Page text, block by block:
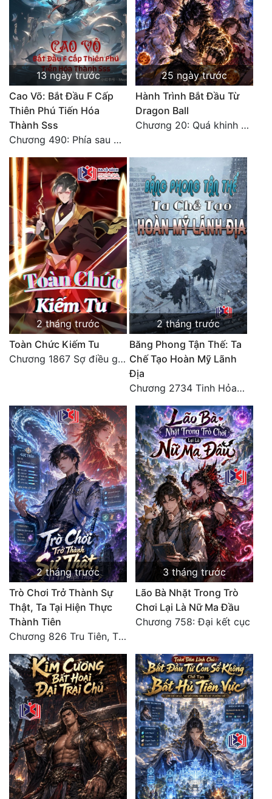
Tu Chân
Tu Tiên
Tội Phạm
Vô Địch
Võ Hiệp
Võng Du
Xuyên Không
Xuyên Nhanh
Xuyên Sách
Xuyên Thư
Điền Văn
Đô Thị
Đông Phương
Đông Phương Huyền Huyễn
Đồng Nhân
Ngự Thú
Truyện Nam
Truyện Nữ
Vô Địch Lưu
Xây Dựng Thế Lực
Đam Mỹ
Đẹp
Đẹp Hiệp
Tính Cách Nhân Vật :
Sát Phạt Quyết Đoán
Vô Sỉ
Điềm Đạm
13 ngày trước
Cao Võ: Bắt Đầu F Cấp
Thiên Phú Tiến Hóa
Thành Sss
Chương 490: Phía sau màn hắc thủ!
25 ngày trước
Hành Trình Bắt Đầu Từ
Dragon Ball
Chương 20: Quá khinh người
2 tháng trước
Toàn Chức Kiếm Tu
Chương 1867 Sợ điều gì sẽ gặp điều đó
2 tháng trước
Băng Phong Tận Thế: Ta
Chế Tạo Hoàn Mỹ Lãnh
Địa
Chương 2734 Tinh Hỏa (Đại kết cục) (2)
2 tháng trước
Trò Chơi Trở Thành Sự
Thật, Ta Tại Hiện Thực
Thành Tiên
Chương 826 Tru Tiên, Thiên Đạo Chi Thượng, Độc Đoán Vạn Cổ (Đại kết cục)
3 tháng trước
Lão Bà Nhặt Trong Trò
Chơi Lại Là Nữ Ma Đầu
Chương 758: Đại kết cục